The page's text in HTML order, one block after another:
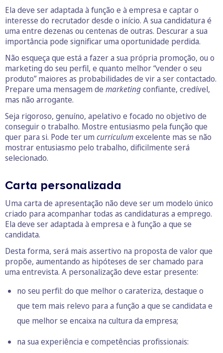
Ela deve ser adaptada à função e à empresa e captar o
interesse do recrutador desde o início. A sua candidatura é
uma entre dezenas ou centenas de outras. Descurar a sua
importância pode significar uma oportunidade perdida.
Não esqueça que está a fazer a sua própria promoção, ou o
marketing do seu perfil, e quanto melhor “vender o seu
produto” maiores as probabilidades de vir a ser contactado.
Prepare uma mensagem de marketingconfiante, credível,
mas não arrogante.
Seja rigoroso, genuíno, apelativo e focado no objetivo de
conseguir o trabalho. Mostre entusiasmo pela função que
quer para si. Pode ter um curriculumexcelente mas se não
mostrar entusiasmo pelo trabalho, dificilmente será
selecionado.
Carta personalizada
Uma carta de apresentação não deve ser um modelo único
criado para acompanhar todas as candidaturas a emprego.
Ela deve ser adaptada à empresa e à função a que se
candidata.
Desta forma, será mais assertivo na proposta de valor que
propõe, aumentando as hipóteses de ser chamado para
uma entrevista. A personalização deve estar presente:
no seu perfil: do que melhor o carateriza, destaque o
que tem mais relevo para a função a que se candidata e
que melhor se encaixa na cultura da empresa;
na sua experiência e competências profissionais: